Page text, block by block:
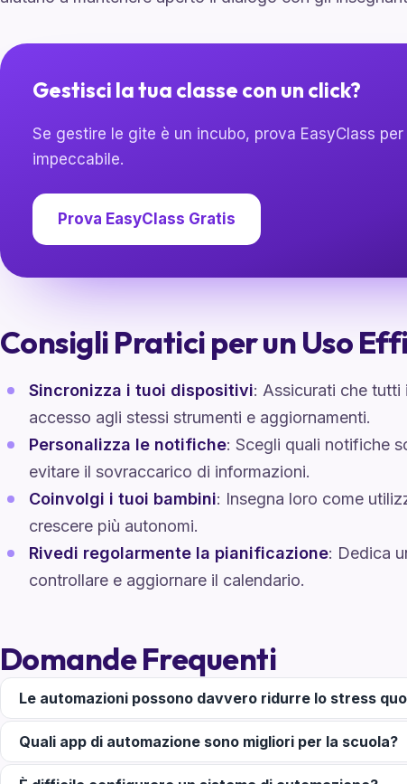
Gestisci la tua classe con un click?
Se gestire le gite è un incubo, prova EasyClass
impeccabile.
Prova EasyClass Gratis
Consigli Pratici per un Uso
Sincronizza i tuoi dispositivi: Assicurati che tutti
accesso agli stessi strumenti e aggiornamenti.
Personalizza le notifiche: Scegli quali notifiche
evitare il sovraccarico di informazioni.
Coinvolgi i tuoi bambini: Insegna loro come
crescere più autonomi.
Rivedi regolarmente la pianificazione: Dedica
controllare e aggiornare il calendario.
Domande Frequenti
Le automazioni possono davvero ridurre lo stress
Quali app di automazione sono migliori per la scuola?